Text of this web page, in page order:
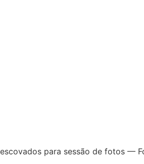
para sessão de fotos —